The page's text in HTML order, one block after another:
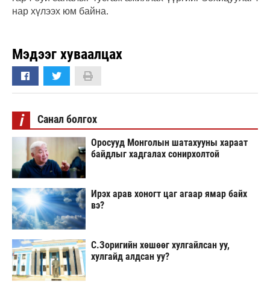
нар хүлээх юм байна.
Мэдээг хуваалцах
i Санал болгох
Оросууд Монголын шатахууны хараат
байдлыг хадгалах сонирхолтой
Ирэх арав хоногт цаг агаар ямар байх
вэ?
С.Зоригийн хөшөөг хулгайлсан уу,
хулгайд алдсан уу?